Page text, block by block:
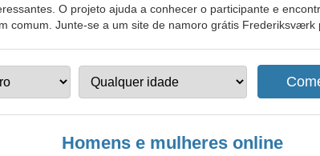
O projeto ajuda a conhecer o participante e
comum. Junte-se a um site de namoro grátis Frederiksværk
Homens e mulheres online